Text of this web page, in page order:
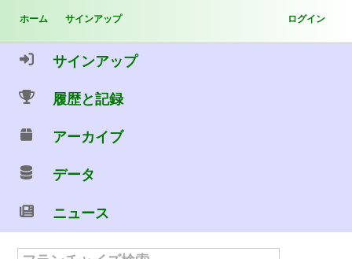
ホーム サインアップ ログイン
サインアップ
履歴と記録
アーカイブ
データ
ニュース